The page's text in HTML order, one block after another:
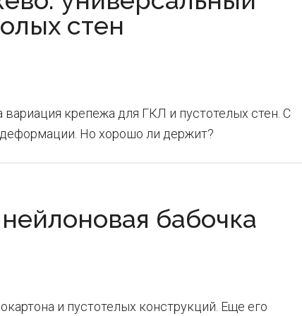
стен
крепежа для ГКЛ и пустотелых стен. С
Но хорошо ли держит?
бабочка
и пустотелых конструкций. Еще его